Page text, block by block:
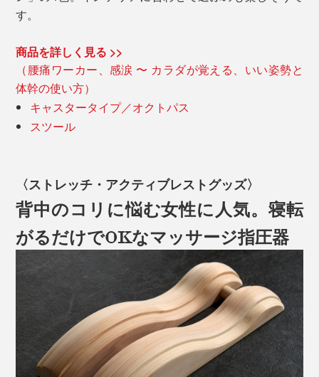
す。
商品を詳しく見る >>
（腰痛ワーカー、感涙 〜 カラダが覚える、いい姿勢と
体幹の使い方）
キャスタータイプ／オクトパス
スツール
〈ストレッチ・アクティブレストグッズ〉
背中のコリに悩む女性に人気。寝転
がるだけでOKなマッサージ指圧器